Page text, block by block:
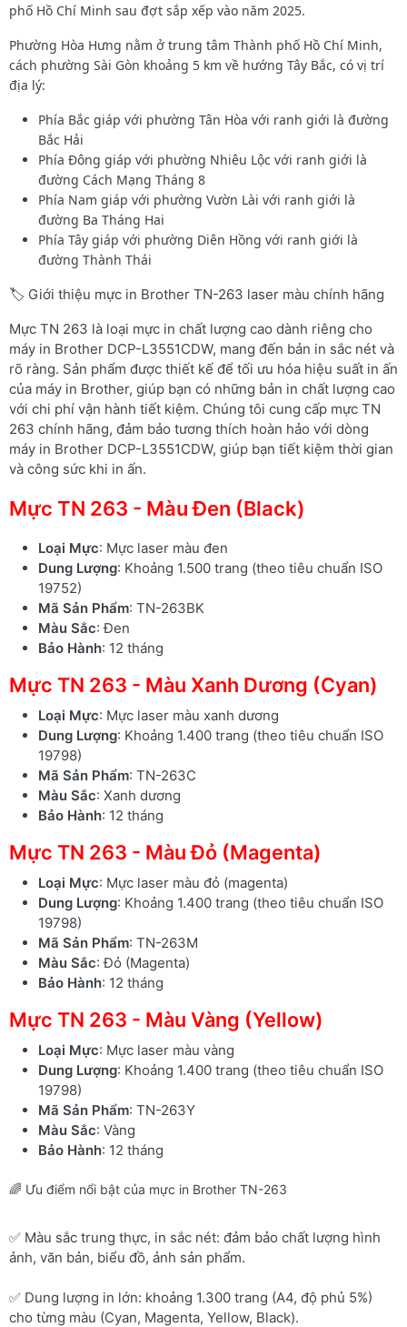
phố Hồ Chí Minh sau đợt sắp xếp vào năm 2025.
Phường Hòa Hưng nằm ở trung tâm Thành phố Hồ Chí Minh,
cách phường Sài Gòn khoảng 5 km về hướng Tây Bắc, có vị trí
địa lý:
Phía Bắc giáp với phường Tân Hòa với ranh giới là đường
Bắc Hải
Phía Đông giáp với phường Nhiêu Lộc với ranh giới là
đường Cách Mạng Tháng 8
Phía Nam giáp với phường Vườn Lài với ranh giới là
đường Ba Tháng Hai
Phía Tây giáp với phường Diên Hồng với ranh giới là
đường Thành Thái
🏷️ Giới thiệu mực in Brother TN-263 laser màu chính hãng
Mực TN 263 là loại mực in chất lượng cao dành riêng cho
máy in Brother DCP-L3551CDW, mang đến bản in sắc nét và
rõ ràng. Sản phẩm được thiết kế để tối ưu hóa hiệu suất in ấn
của máy in Brother, giúp bạn có những bản in chất lượng cao
với chi phí vận hành tiết kiệm. Chúng tôi cung cấp mực TN
263 chính hãng, đảm bảo tương thích hoàn hảo với dòng
máy in Brother DCP-L3551CDW, giúp bạn tiết kiệm thời gian
và công sức khi in ấn.
Mực TN 263 - Màu Đen (Black)
Loại Mực: Mực laser màu đen
Dung Lượng: Khoảng 1.500 trang (theo tiêu chuẩn ISO
19752)
Mã Sản Phẩm: TN-263BK
Màu Sắc: Đen
Bảo Hành: 12 tháng
Mực TN 263 - Màu Xanh Dương (Cyan)
Loại Mực: Mực laser màu xanh dương
Dung Lượng: Khoảng 1.400 trang (theo tiêu chuẩn ISO
19798)
Mã Sản Phẩm: TN-263C
Màu Sắc: Xanh dương
Bảo Hành: 12 tháng
Mực TN 263 - Màu Đỏ (Magenta)
Loại Mực: Mực laser màu đỏ (magenta)
Dung Lượng: Khoảng 1.400 trang (theo tiêu chuẩn ISO
19798)
Mã Sản Phẩm: TN-263M
Màu Sắc: Đỏ (Magenta)
Bảo Hành: 12 tháng
Mực TN 263 - Màu Vàng (Yellow)
Loại Mực: Mực laser màu vàng
Dung Lượng: Khoảng 1.400 trang (theo tiêu chuẩn ISO
19798)
Mã Sản Phẩm: TN-263Y
Màu Sắc: Vàng
Bảo Hành: 12 tháng
🌈 Ưu điểm nổi bật của mực in Brother TN-263
✅ Màu sắc trung thực, in sắc nét: đảm bảo chất lượng hình
ảnh, văn bản, biểu đồ, ảnh sản phẩm.
✅ Dung lượng in lớn: khoảng 1.300 trang (A4, độ phủ 5%)
cho từng màu (Cyan, Magenta, Yellow, Black).